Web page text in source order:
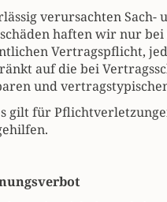
verursachten Sach-
haften wir nur
Vertragspflicht,
auf die bei
und
gilt für